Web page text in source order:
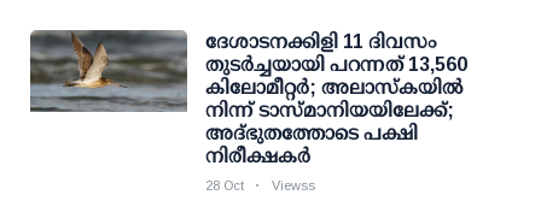
ദേശാടനക്കിളി 11 ദിവസം
തുടർച്ചയായി പറന്നത് 13,560
കിലോമീറ്റര്‍; അലാസ്കയിൽ
നിന്ന് ടാസ്മാനിയയിലേക്ക്;
അദ്ഭുതത്തോടെ പക്ഷി
നിരീക്ഷകർ
28 Oct Viewss